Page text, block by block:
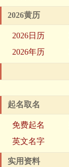
2026黄历
2026日历
2026年历
起名取名
免费起名
英文名字
实用资料